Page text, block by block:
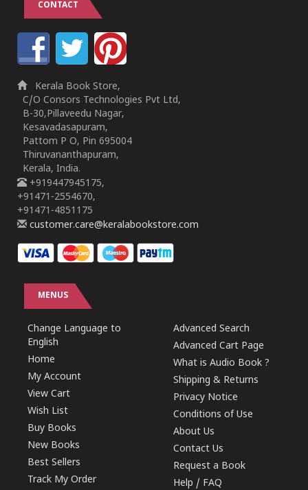
CONTACT
Kerala Book Store,
C/O Consors Technologies Pvt Ltd,
B-30,Pillaveedu Nagar,
Kesavadasapuram,
Pattom P O, Pin 695004
Thiruvananthapuram,
Kerala, India.
+919447945175,
+91471-2554670,
+91471-4851175
customer.care@keralabookstore.com
MENUS
Change Language to
English
Home
My Account
View Cart
Wish List
Buy Books
New Books
Best Sellers
Track My Order
Advanced Search
Advanced Cart Page
What is Audio Book ?
Shipping & Returns
Privacy Notice
Conditions of Use
About Us
Contact Us
Request a Book
Help / FAQ